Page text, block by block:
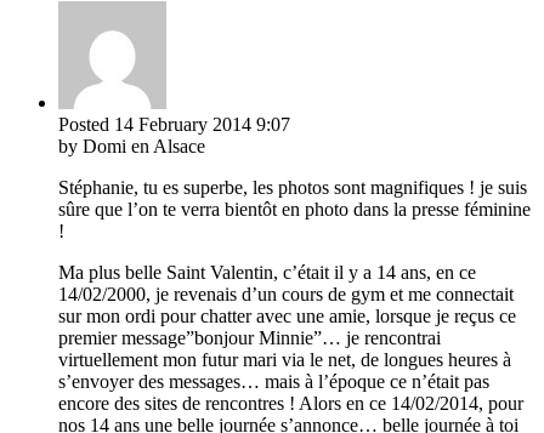
Posted 14 February 2014 9:07
by Domi en Alsace
Stéphanie, tu es superbe, les photos sont magnifiques ! je suis
sûre que l’on te verra bientôt en photo dans la presse féminine
!
Ma plus belle Saint Valentin, c’était il y a 14 ans, en ce
14/02/2000, je revenais d’un cours de gym et me connectait
sur mon ordi pour chatter avec une amie, lorsque je reçus ce
premier message”bonjour Minnie”… je rencontrai
virtuellement mon futur mari via le net, de longues heures à
s’envoyer des messages… mais à l’époque ce n’était pas
encore des sites de rencontres ! Alors en ce 14/02/2014, pour
nos 14 ans une belle journée s’annonce… belle journée à toi